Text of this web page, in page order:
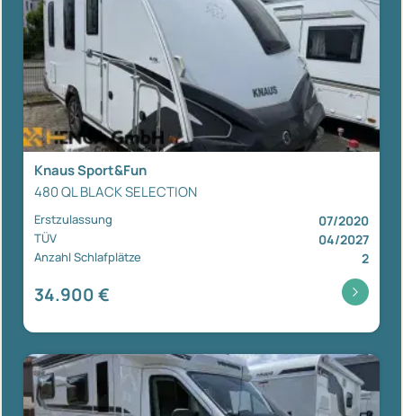
Knaus Sport&Fun
480 QL BLACK SELECTION
Erstzulassung 07/2020
TÜV 04/2027
Anzahl Schlafplätze 2
34.900 €